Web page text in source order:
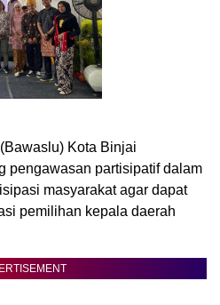
Kota Binjai
pengawasan partisipatif dalam
masyarakat agar dapat
pemilihan kepala daerah